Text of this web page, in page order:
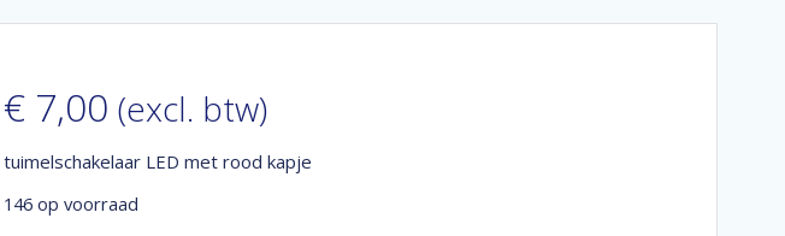
€7,00 (excl. btw)
tuimelschakelaar LED met rood kapje
146 op voorraad